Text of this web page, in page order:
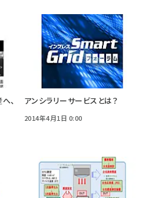
、
アンシラリーサービスとは？
2014年4月1日 0:00